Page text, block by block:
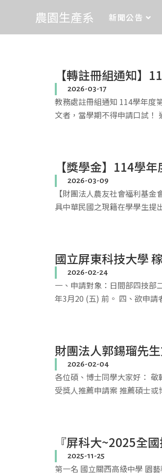
農園生產系 新聞公告
【轉註冊組通知】
2026-03-17
教務處註冊組通知 114學年度
文者，當學期不得申請口試！
【獎學金】114學
2026-03-09
【財團法人農友社會福利基
具中華民國之現籍在學學生
國立屏東科技大學
2026-02-24
一、申請對象：日間部四技部
年3月20 (五) 前。 四、欲申
財團法人郭錫瑠先
2026-02-04
各位碩、博士同學大家好：
受獎人推薦申請案 推薦碩士
『屏科大~2025全
2025-11-25
第一名 國立關西高級中學 園